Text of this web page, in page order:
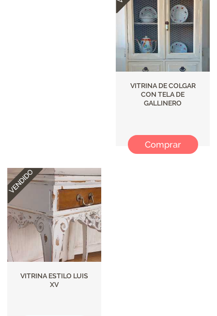
VITRINA DE COLGAR
CON TELA DE
GALLINERO
Comprar
VITRINA ESTILO LUIS
XV